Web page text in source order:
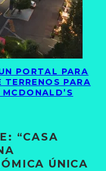
PORTAL PARA
TERRENOS PARA
“CASA
ÚNICA